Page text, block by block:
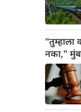
"तुम्हाला
नका,"